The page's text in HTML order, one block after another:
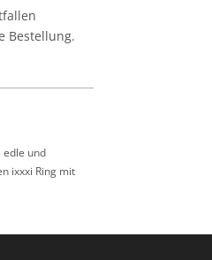
Bestellung.
edle und
ixxxi Ring mit